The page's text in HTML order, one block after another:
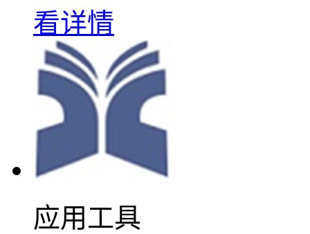
看详情
应用工具